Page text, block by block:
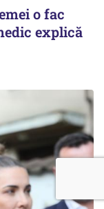
o fac
explică